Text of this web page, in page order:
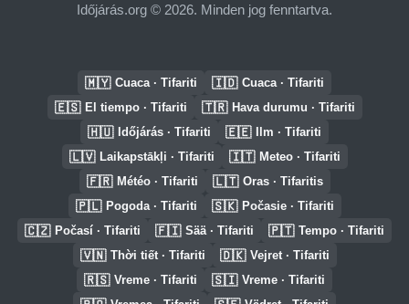
Időjárás.org © 2026. Minden jog fenntartva.
🇲🇾 Cuaca · Tifariti 🇮🇩 Cuaca · Tifariti
🇪🇸 El tiempo · Tifariti 🇹🇷 Hava durumu · Tifariti
🇭🇺 Időjárás · Tifariti 🇪🇪 Ilm · Tifariti
🇱🇻 Laikapstākļi · Tifariti 🇮🇹 Meteo · Tifariti
🇫🇷 Météo · Tifariti 🇱🇹 Oras · Tifaritis
🇵🇱 Pogoda · Tifariti 🇸🇰 Počasie · Tifariti
🇨🇿 Počasí · Tifariti 🇫🇮 Sää · Tifariti 🇵🇹 Tempo · Tifariti
🇻🇳 Thời tiết · Tifariti 🇩🇰 Vejret · Tifariti
🇷🇸 Vreme · Tifariti 🇸🇮 Vreme · Tifariti